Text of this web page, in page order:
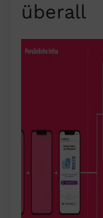
überall